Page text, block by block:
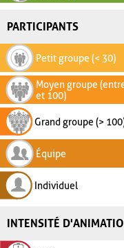
PARTICIPANTS
Petit groupe (< 30)
Moyen groupe
et 100)
Grand groupe (>
Équipe
Individuel
INTENSITÉ